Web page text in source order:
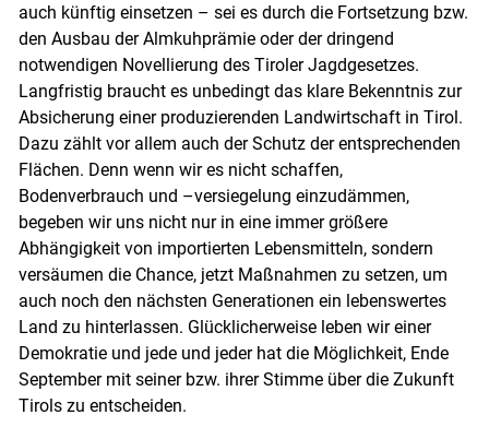
Skip to main content
auch künftig einsetzen – sei es durch die Fortsetzung bzw.
den Ausbau der Almkuhprämie oder der dringend
notwendigen Novellierung des Tiroler Jagdgesetzes.
Langfristig braucht es unbedingt das klare Bekenntnis zur
Absicherung einer produzierenden Landwirtschaft in Tirol.
Dazu zählt vor allem auch der Schutz der entsprechenden
Flächen. Denn wenn wir es nicht schaffen,
Bodenverbrauch und –versiegelung einzudämmen,
begeben wir uns nicht nur in eine immer größere
Abhängigkeit von importierten Lebensmitteln, sondern
versäumen die Chance, jetzt Maßnahmen zu setzen, um
auch noch den nächsten Generationen ein lebenswertes
Land zu hinterlassen. Glücklicherweise leben wir einer
Demokratie und jede und jeder hat die Möglichkeit, Ende
September mit seiner bzw. ihrer Stimme über die Zukunft
Tirols zu entscheiden.